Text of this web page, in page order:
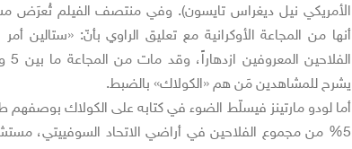
الأمريكي نيل ديغراس تايسون). وفي منتصف الفيلم تُعرَض
أنها من المجاعة الأوكرانية مع تعليق الراوي بأنّ: «ستالين
يشرح للمشاهدين مَن هم «الكولاك» بالضبط.
أما لودو مارتينز فيسلّط الضوء في كتابه على الكولاك بوصفهم
5% من مجموع الفلاحين في أراضي الاتحاد السوفييتي،